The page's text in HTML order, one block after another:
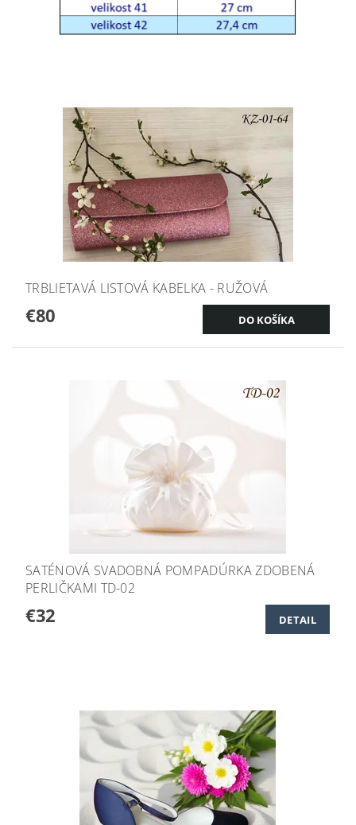
TRBLIETAVÁ LISTOVÁ KABELKA - RUŽOVÁ
€80
SATÉNOVÁ SVADOBNÁ POMPADÚRKA ZDOBENÁ
PERLIČKAMI TD-02
€32 DETAIL